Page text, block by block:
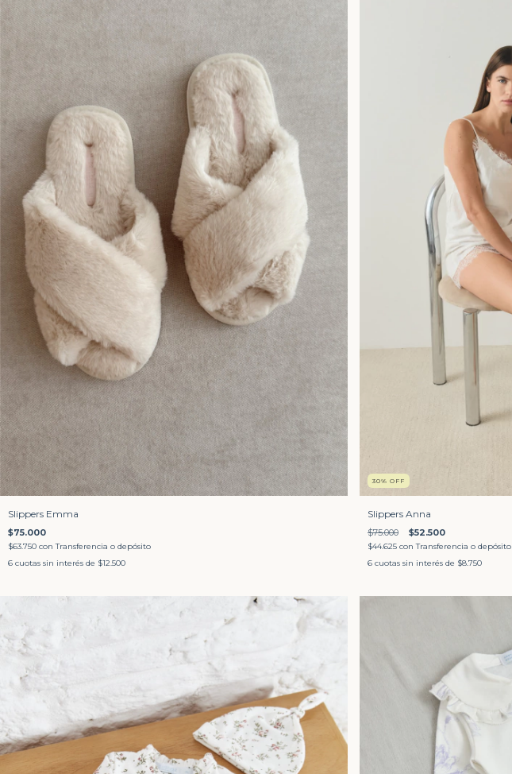
Slippers Emma
$75.000
$63.750 con Transferencia o depósito
6 cuotas sin interés de $12.500
30% OFF
Slippers Anna
$75.000 $52.500
$44.625 con Transferencia o depósito
6 cuotas sin interés de $8.750